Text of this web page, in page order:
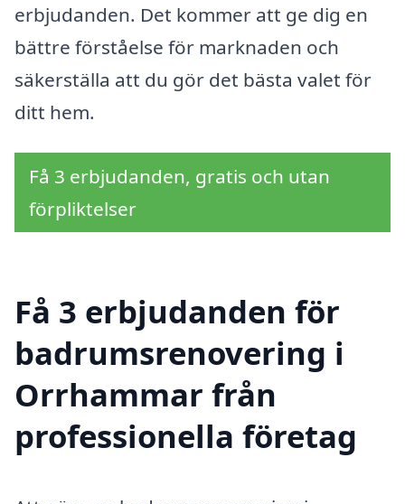
erbjudanden. Det kommer att ge dig en
bättre förståelse för marknaden och
säkerställa att du gör det bästa valet för
ditt hem.
Få 3 erbjudanden, gratis och utan
förpliktelser
Få 3 erbjudanden för
badrumsrenovering i
Orrhammar från
professionella företag